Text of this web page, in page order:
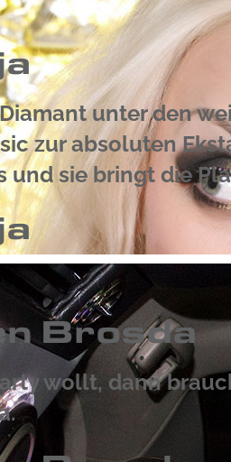
unter den
zur absoluten
und sie bringt die
Brosda
wollt, dann